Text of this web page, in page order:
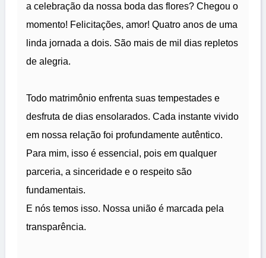
a celebração da nossa boda das flores? Chegou o
momento! Felicitações, amor! Quatro anos de uma
linda jornada a dois. São mais de mil dias repletos
de alegria.
Todo matrimônio enfrenta suas tempestades e
desfruta de dias ensolarados. Cada instante vivido
em nossa relação foi profundamente autêntico.
Para mim, isso é essencial, pois em qualquer
parceria, a sinceridade e o respeito são
fundamentais.
E nós temos isso. Nossa união é marcada pela
transparência.